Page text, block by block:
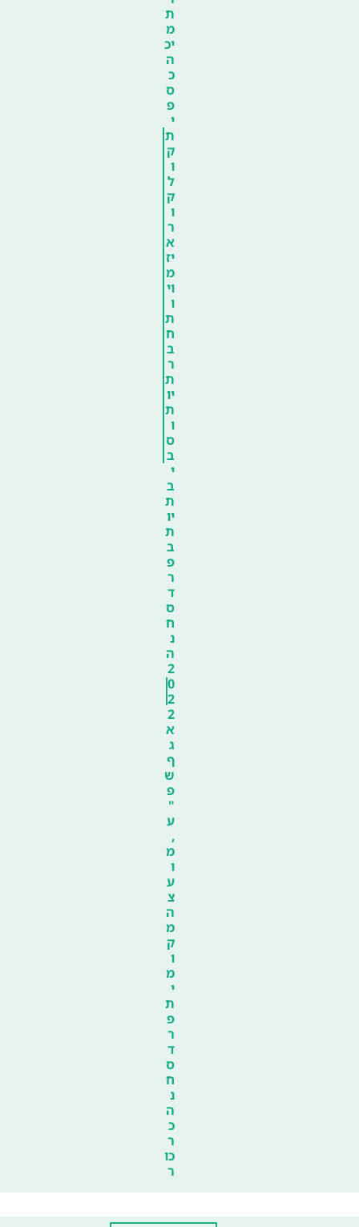
ת
מ
יכ
ה
כ
ס
פ
י
ת
ק
ו
ל
ק
ו
ר
א
יז
מ
וי
ו
ת
ח
ב
ר
ת
יו
ת
ו
ס
ב
י
ב
ת
יו
ת
ב
פ
ר
ד
ס
ח
נ
ה
2
0
2
2
א
ג
ף
ש
פ
"
ע
,
מ
ו
ע
צ
ה
מ
ק
ו
מ
י
ת
פ
ר
ד
ס
ח
נ
ה
כ
ר
כו
ר